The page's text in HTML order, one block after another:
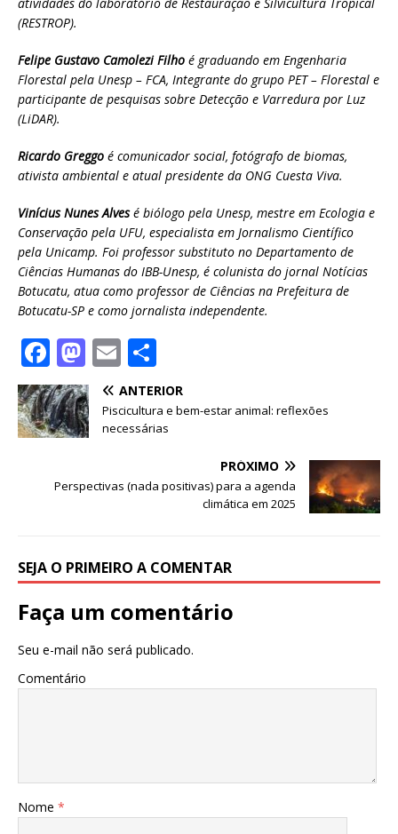
(RESTROP).
Felipe Gustavo Camolezi Filho é graduando em Engenharia
Florestal pela Unesp – FCA, Integrante do grupo PET – Florestal e
participante de pesquisas sobre Detecção e Varredura por Luz
(LiDAR).
Ricardo Greggo é comunicador social, fotógrafo de biomas,
ativista ambiental e atual presidente da ONG Cuesta Viva.
Vinícius Nunes Alvesé biólogo pela Unesp, mestre em Ecologia e
Conservação pela UFU, especialista em Jornalismo Científico
pela Unicamp. Foi professor substituto no Departamento de
Ciências Humanas do IBB-Unesp, é colunista do jornal Notícias
Botucatu, atua como professor de Ciências na Prefeitura de
Botucatu-SP e como jornalista independente.
F
a
c
e
o
M
a
st
o
o
E
m
ai
l
h
ar
e
ANTERIOR
Piscicultura e bem-estar animal: reflexões
necessárias
PRÓXIMO
Perspectivas (nada positivas) para a agenda
climática em 2025
SEJA O PRIMEIRO A COMENTAR
Faça um comentário
Seu e-mail não será publicado.
Comentário
Nome *